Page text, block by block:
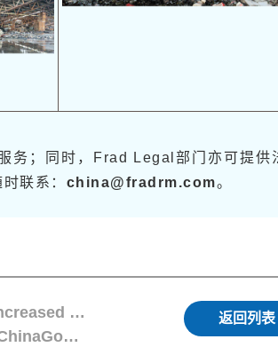
务；同时，Frad Legal部门亦可提供
联系： china@fradrm.com。
上一篇：Case Study: How Packaging Redesign Led to Increased Cargo Damage and Revealed a Core Industry Disparity
下一篇：Frad新闻 | Frad风险管理总经理辛思健荣膺第七届ChinaGo跨境电商行业“大国航海家”奖
返回列表